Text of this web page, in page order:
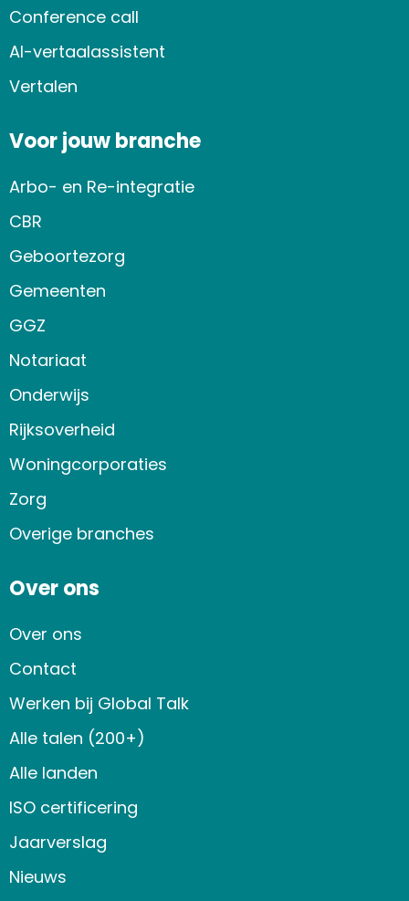
Conference call
AI-vertaalassistent
Vertalen
Voor jouw branche
Arbo- en Re-integratie
CBR
Geboortezorg
Gemeenten
GGZ
Notariaat
Onderwijs
Rijksoverheid
Woningcorporaties
Zorg
Overige branches
Over ons
Over ons
Contact
Werken bij Global Talk
Alle talen (200+)
Alle landen
ISO certificering
Jaarverslag
Nieuws